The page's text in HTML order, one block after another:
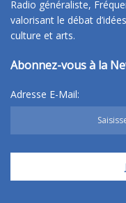
Radio généraliste,
valorisant le débat
culture et arts.
Abonnez-vous à la
Adresse E-Mail: